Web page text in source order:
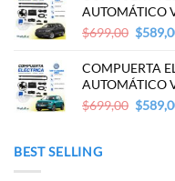
AUTOMÁTICO
$699,00
was:
$
COMPUERTA
AUTOMÁTICO
$699,00 $
BEST SELLING